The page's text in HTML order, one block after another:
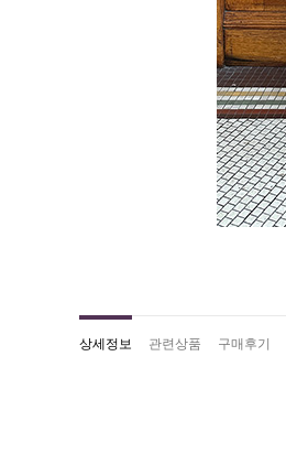
상세정보 관련상품 구매후기